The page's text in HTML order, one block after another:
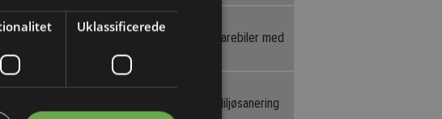
Kassebil.dk
Online leasing af varebiler med
ét klik.
P.Olesen A/S
Nedbrydning og Miljøsanering
Uklassificerede